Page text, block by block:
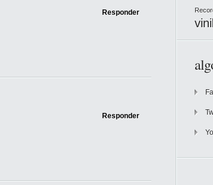
Responder
Responder
vinil